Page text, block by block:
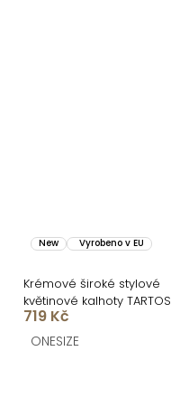
New Vyrobeno v EU
Krémové široké stylové
květinové kalhoty TARTOS
719 Kč
ONESIZE